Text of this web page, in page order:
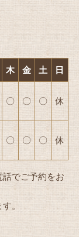
木 金 土 日
〇 〇 〇 休
〇 〇 〇 休
でご予約をお
。